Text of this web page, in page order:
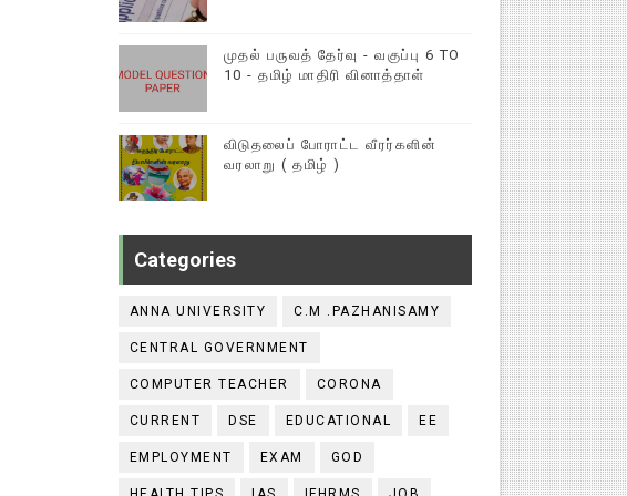
முதல் பருவத் தேர்வு - வகுப்பு 6 TO
10 - தமிழ் மாதிரி வினாத்தாள்
விடுதலைப் போராட்ட வீரர்களின்
வரலாறு ( தமிழ் )
Categories
ANNA UNIVERSITY C.M .PAZHANISAMY
CENTRAL GOVERNMENT
COMPUTER TEACHER CORONA
CURRENT DSE EDUCATIONAL EE
EMPLOYMENT EXAM GOD